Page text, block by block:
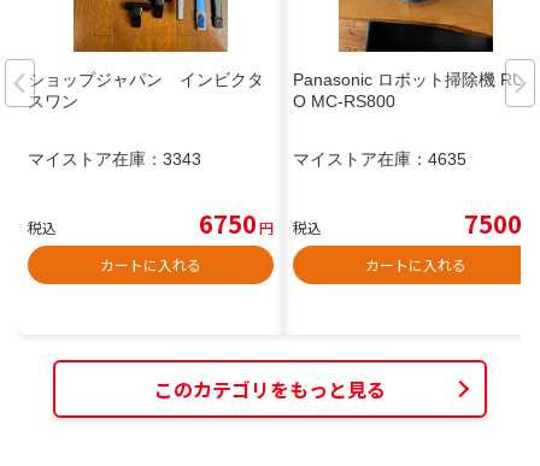
ショップジャパン インビクタ
スワン
マイストア在庫： 3343
税込 6750円
カートに入れる
Panasonic ロボット掃除機 RUL
O MC-RS800
マイストア在庫： 4635
税込 7500
カートに入れる
このカテゴリをもっと見る